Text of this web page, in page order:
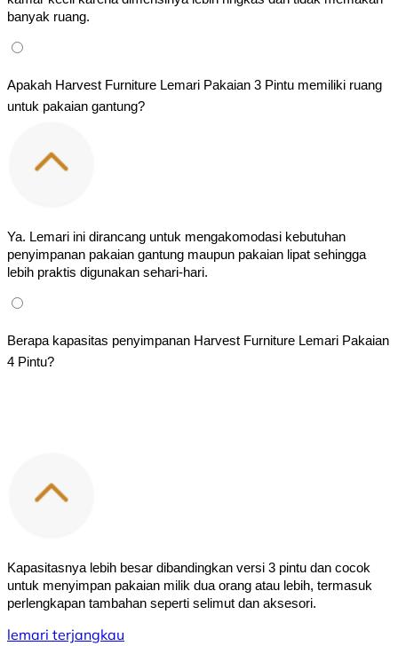
banyak ruang.
Apakah Harvest Furniture Lemari Pakaian 3 Pintu memiliki ruang
untuk pakaian gantung?
Ya. Lemari ini dirancang untuk mengakomodasi kebutuhan
penyimpanan pakaian gantung maupun pakaian lipat sehingga
lebih praktis digunakan sehari-hari.
Berapa kapasitas penyimpanan Harvest Furniture Lemari Pakaian
4 Pintu?
Kapasitasnya lebih besar dibandingkan versi 3 pintu dan cocok
untuk menyimpan pakaian milik dua orang atau lebih, termasuk
perlengkapan tambahan seperti selimut dan aksesori.
lemari terjangkau